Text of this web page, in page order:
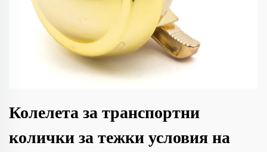
Колелета за транспортни
колички за тежки условия на